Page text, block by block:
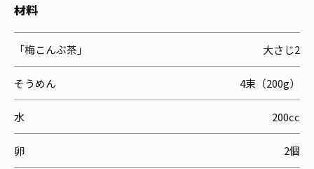
材料
「梅こんぶ茶」 大さじ2
そうめん 4束（200g）
水 200cc
卵 2個